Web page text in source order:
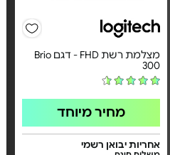
מצלמת רשת FHD - דגם Brio
300
מחיר מיוחד
אחריות יבואן רשמי